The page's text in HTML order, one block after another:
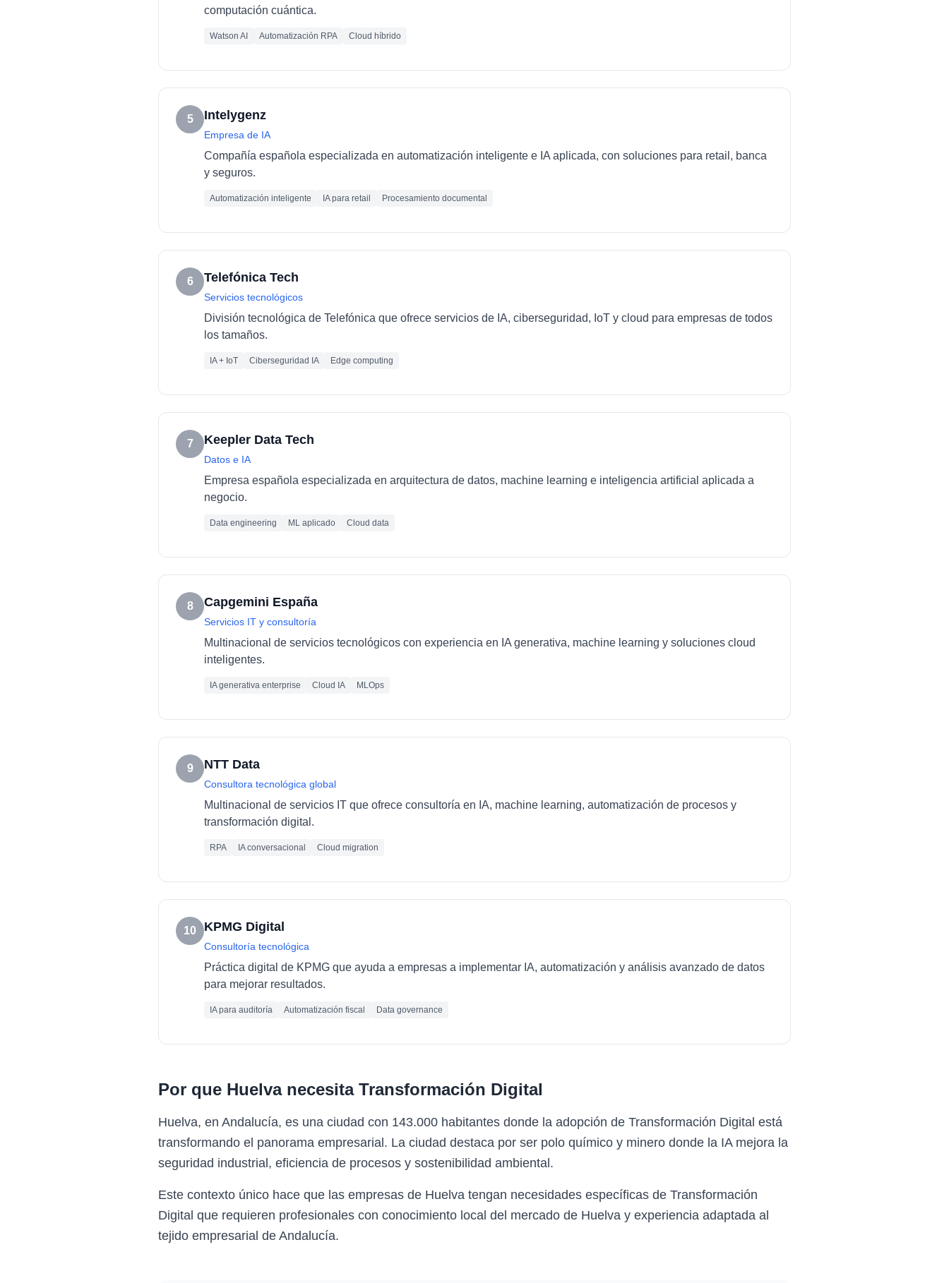
computación cuántica.
Watson AI Automatización RPA Cloud híbrido
5 Intelygenz
Empresa de IA
Compañía española especializada en automatización inteligente e IA aplicada, con soluciones para retail, banca
y seguros.
Automatización inteligente IA para retail Procesamiento documental
6 Telefónica Tech
Servicios tecnológicos
División tecnológica de Telefónica que ofrece servicios de IA, ciberseguridad, IoT y cloud para empresas de todos
los tamaños.
IA + IoT Ciberseguridad IA Edge computing
7 Keepler Data Tech
Datos e IA
Empresa española especializada en arquitectura de datos, machine learning e inteligencia artificial aplicada a
negocio.
Data engineering ML aplicado Cloud data
8 Capgemini España
Servicios IT y consultoría
Multinacional de servicios tecnológicos con experiencia en IA generativa, machine learning y soluciones cloud
inteligentes.
IA generativa enterprise Cloud IA MLOps
9 NTT Data
Consultora tecnológica global
Multinacional de servicios IT que ofrece consultoría en IA, machine learning, automatización de procesos y
transformación digital.
RPA IA conversacional Cloud migration
10 KPMG Digital
Consultoría tecnológica
Práctica digital de KPMG que ayuda a empresas a implementar IA, automatización y análisis avanzado de datos
para mejorar resultados.
IA para auditoría Automatización fiscal Data governance
Por que Huelvanecesita Transformación Digital
Huelva, en Andalucía, es una ciudad con 143.000 habitantes donde la adopción de Transformación Digital está
transformando el panorama empresarial. La ciudad destaca por ser polo químico y minero donde la IA mejora la
seguridad industrial, eficiencia de procesos y sostenibilidad ambiental.
Este contexto único hace que las empresas de Huelva tengan necesidades específicas de Transformación
Digital que requieren profesionales con conocimiento local del mercado de Huelva y experiencia adaptada al
tejido empresarial de Andalucía.